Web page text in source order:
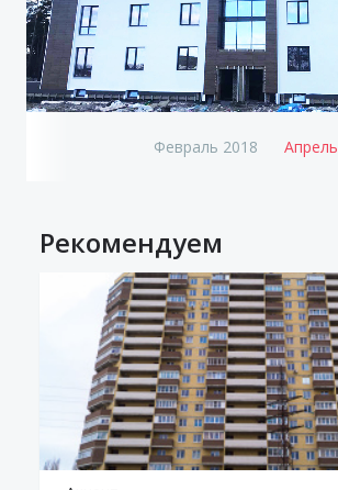
Февраль 2018 Апрель
Рекомендуем